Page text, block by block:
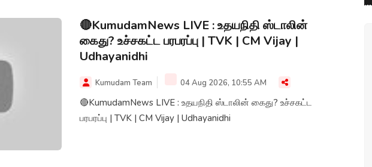
🔴KumudamNews LIVE : உதயநிதி ஸ்டாலின்
கைது? உச்சகட்ட பரபரப்பு | TVK | CM Vijay |
Udhayanidhi
Kumudam Team 04 Aug 2026, 10:55 AM
🔴KumudamNews LIVE : உதயநிதி ஸ்டாலின் கைது? உச்சகட்ட
பரபரப்பு | TVK | CM Vijay | Udhayanidhi